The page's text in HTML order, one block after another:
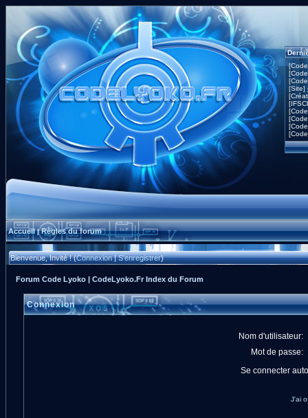
[Site]
Accueil|Règles du forum
Bienvenue, Invité ! (Connexion|S'enregistrer)
Forum Code Lyoko | CodeLyoko.Fr Index du Forum
Connexion
Nom d'utilisateur:
Mot de passe:
Se connecter
J'ai